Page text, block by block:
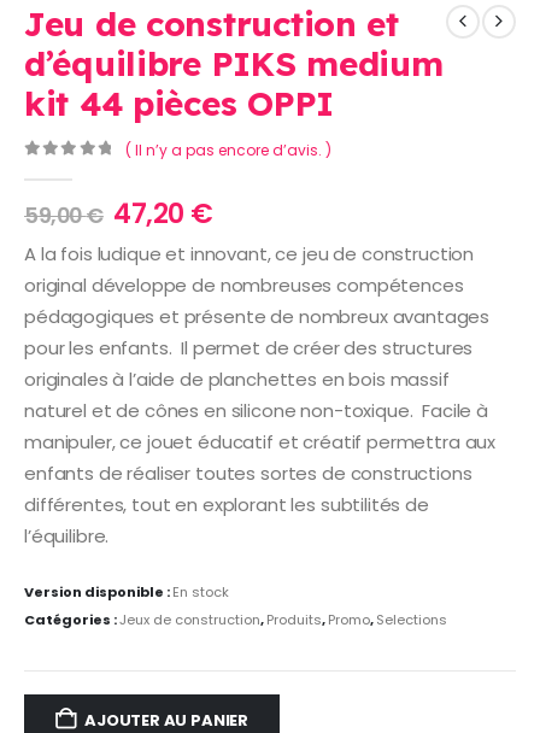
Jeu de construction et
d’équilibre PIKS medium
kit 44 pièces OPPI
( Il n’y a pas encore d’avis. )
59,00€ Le
prix
initial
était :
59,00 €.
47,20 €Le
prix
actuel
est :
47,20 €.
A la fois ludique et innovant, ce jeu de construction
original développe de nombreuses compétences
pédagogiques et présente de nombreux avantages
pour les enfants. Il permet de créer des structures
originales à l’aide de planchettes en bois massif
naturel et de cônes en silicone non-toxique. Facile à
manipuler, ce jouet éducatif et créatif permettra aux
enfants de réaliser toutes sortes de constructions
différentes, tout en explorant les subtilités de
l’équilibre.
Version disponible :En stock
Catégories :Jeux de construction,Produits,Promo,Selections
AJOUTER AU PANIER